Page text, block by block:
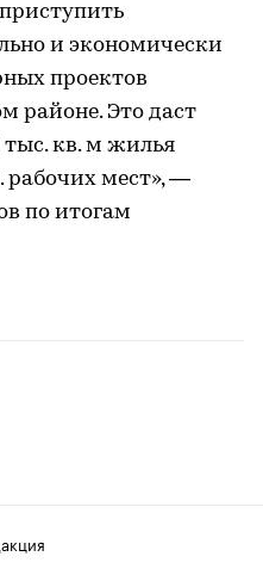
и экономически
проектов
районе. Это даст
тыс. кв. м жилья
рабочих мест», —
по итогам